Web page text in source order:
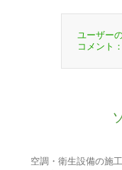
ユーザー
コメント：
空調・衛生設備の施